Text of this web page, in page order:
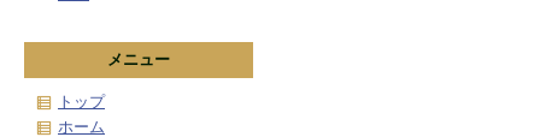
メニュー
トップ
ホーム